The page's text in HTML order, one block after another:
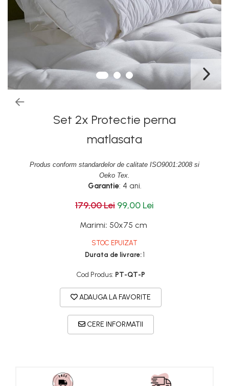
Set 2x Protectie perna
matlasata
Produs conform standardelor de calitate ISO9001:2008 si
Oeko Tex.
Garantie: 4 ani.
179,00 Lei 99,00 Lei
Marimi: 50x75 cm
STOC EPUIZAT
Durata de livrare:1
Cod Produs: PT-QT-P
ADAUGA LA FAVORITE
CERE INFORMATII